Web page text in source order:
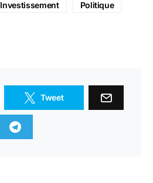
Investissement Politique
Tweet